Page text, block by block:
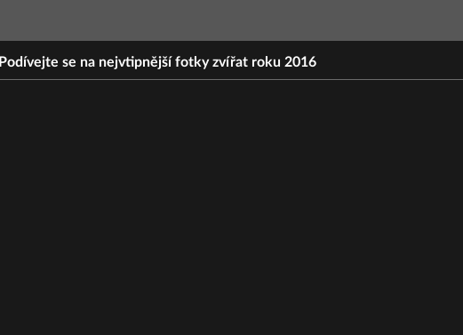
Podívejte se na nejvtipnější fotky zvířat roku 2016